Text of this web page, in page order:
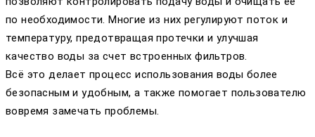
по необходимости. Многие из них регулируют поток и
температуру, предотвращая протечки и улучшая
качество воды за счет встроенных фильтров.
Всё это делает процесс использования воды более
безопасным и удобным, а также помогает пользователю
вовремя замечать проблемы.